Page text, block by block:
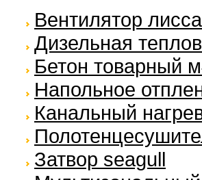
Вентилятор
Дизельная
Бетон товарный
Напольное
Канальный
Затвор seagull